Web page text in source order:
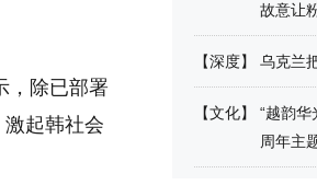
，除已部署
起韩社会
故意让
【深度】 乌克兰
【文化】
“越韵华
周年主